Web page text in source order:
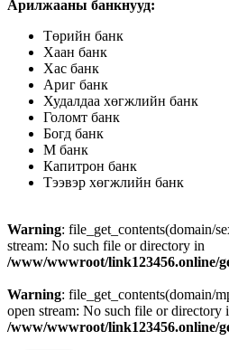
Арилжааны банкнууд:
Төрийн банк
Хаан банк
Хас банк
Ариг банк
Худалдаа хөгжлийн банк
Голомт банк
Богд банк
М банк
Капитрон банк
Тээвэр хөгжлийн банк
Warning: file_get_contents(domain/
stream: No such file or directory in
/www/wwwroot/link123456.online/
Warning: file_get_contents(domain/
open stream: No such file or directory
/www/wwwroot/link123456.online/